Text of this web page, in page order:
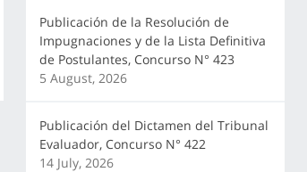
Publicación de la Resolución de
Impugnaciones y de la Lista Definitiva
de Postulantes, Concurso N° 423
5 August, 2026
Publicación del Dictamen del Tribunal
Evaluador, Concurso N° 422
14 July, 2026